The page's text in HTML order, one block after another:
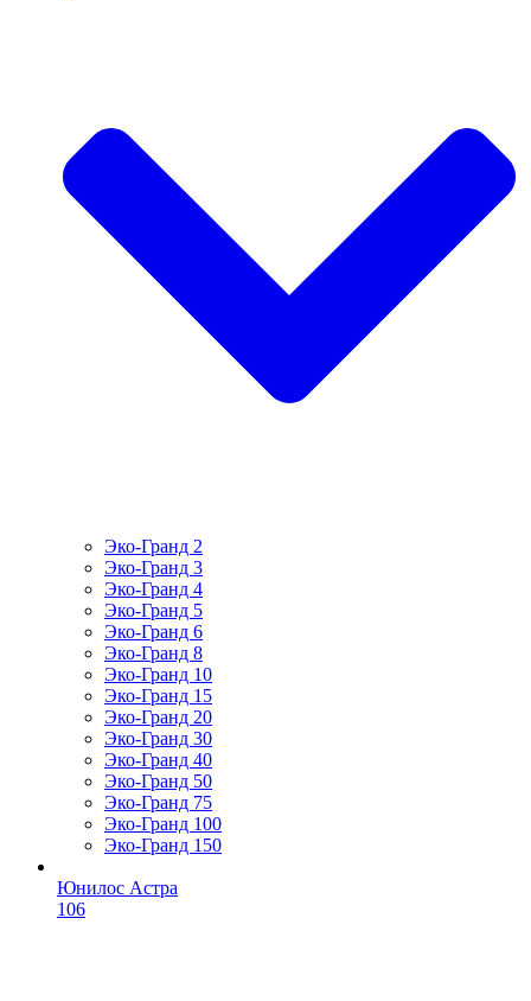
Эко-Гранд 2
Эко-Гранд 3
Эко-Гранд 4
Эко-Гранд 5
Эко-Гранд 6
Эко-Гранд 8
Эко-Гранд 10
Эко-Гранд 15
Эко-Гранд 20
Эко-Гранд 30
Эко-Гранд 40
Эко-Гранд 50
Эко-Гранд 75
Эко-Гранд 100
Эко-Гранд 150
Юнилос Астра
106